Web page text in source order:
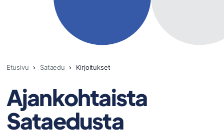
Etusivu Sataedu Kirjoitukset
Ajankohtaista
Sataedusta